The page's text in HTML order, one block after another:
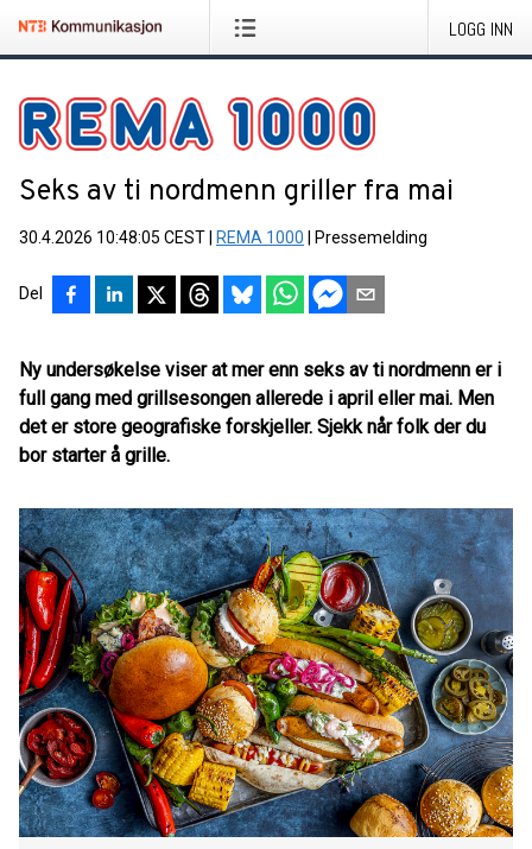
LOGG INN
Seks av ti nordmenn griller fra mai
30.4.2026 10:48:05 CEST REMA 1000 Pressemelding
Del
Ny undersøkelse viser at mer enn seks av ti nordmenn er i
full gang med grillsesongen allerede i april eller mai. Men
det er store geografiske forskjeller. Sjekk når folk der du
bor starter å grille.